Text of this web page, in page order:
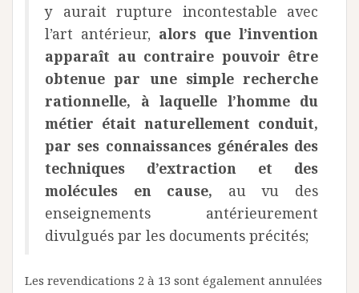
y aurait rupture incontestable avec
l’art antérieur, alors que l’invention
apparaît au contraire pouvoir être
obtenue par une simple recherche
rationnelle, à laquelle l’homme du
métier était naturellement conduit,
par ses connaissances générales des
techniques d’extraction et des
molécules en cause, au vu des
enseignements antérieurement
divulgués par les documents précités;
Les revendications 2 à 13 sont également annulées